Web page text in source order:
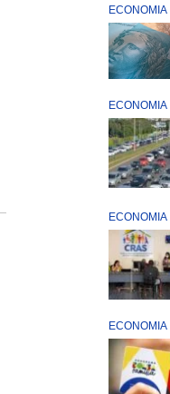
ECONOMIA
ECONOMIA
ECONOMIA
ECONOMIA